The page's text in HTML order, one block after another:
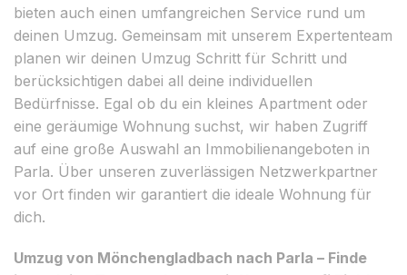
bieten auch einen umfangreichen Service rund um
deinen Umzug. Gemeinsam mit unserem Expertenteam
planen wir deinen Umzug Schritt für Schritt und
berücksichtigen dabei all deine individuellen
Bedürfnisse. Egal ob du ein kleines Apartment oder
eine geräumige Wohnung suchst, wir haben Zugriff
auf eine große Auswahl an Immobilienangeboten in
Parla. Über unseren zuverlässigen Netzwerkpartner
vor Ort finden wir garantiert die ideale Wohnung für
dich.
Umzug von Mönchengladbach nach Parla – Finde